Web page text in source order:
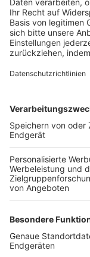
Trainerbörse
Login SpielPlus
FOLGE DEM
TOP-VEREINE
TOP-